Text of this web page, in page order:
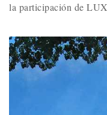
la participación de